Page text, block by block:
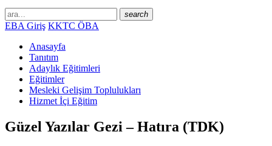
search
EBA Giriş KKTC ÖBA
Anasayfa
Tanıtım
Adaylık Eğitimleri
Eğitimler
Mesleki Gelişim Toplulukları
Hizmet İçi Eğitim
Güzel Yazılar Gezi – Hatıra (TDK)